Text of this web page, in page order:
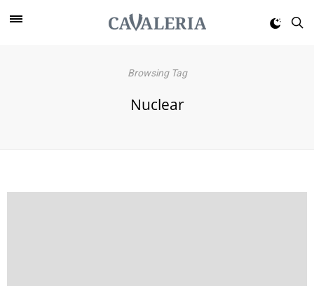
Browsing Tag
Nuclear